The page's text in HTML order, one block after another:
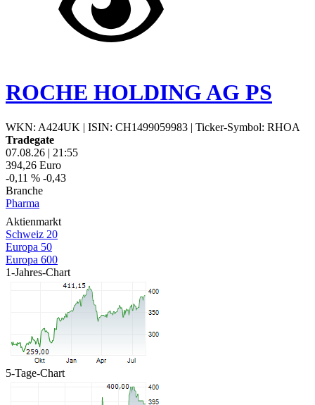
ROCHE HOLDING AG PS
WKN: A424UK | ISIN: CH1499059983 | Ticker-Symbol: RHOA
Tradegate
07.08.26 | 21:55
394,26 Euro
-0,11 % -0,43
Branche
Pharma
Aktienmarkt
Schweiz 20
Europa 50
Europa 600
1-Jahres-Chart
5-Tage-Chart